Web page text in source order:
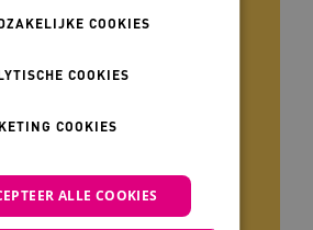
Naasten,
COOKIES
COOKIES
COOKIES
ALLE COOKIES